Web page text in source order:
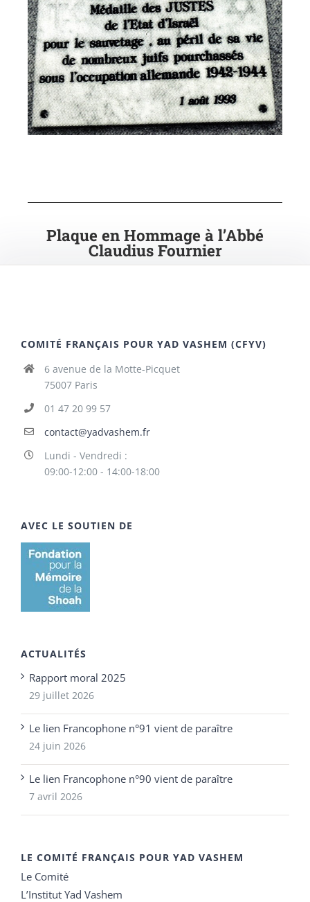
Plaque en Hommage à l’Abbé
Claudius Fournier
COMITÉ FRANÇAIS POUR YAD VASHEM (CFYV)
6 avenue de la Motte-Picquet
75007 Paris
01 47 20 99 57
contact@yadvashem.fr
Lundi - Vendredi :
09:00-12:00 - 14:00-18:00
AVEC LE SOUTIEN DE
ACTUALITÉS
Rapport moral 2025
29 juillet 2026
Le lien Francophone n°91 vient de paraître
24 juin 2026
Le lien Francophone n°90 vient de paraître
7 avril 2026
LE COMITÉ FRANÇAIS POUR YAD VASHEM
Le Comité
L’Institut Yad Vashem